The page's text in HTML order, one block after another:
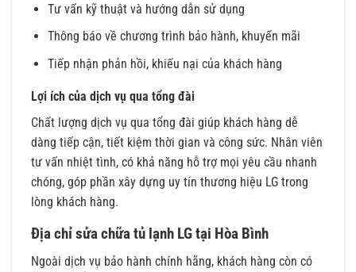
Tư vấn kỹ thuật và hướng dẫn sử dụng
Thông báo về chương trình bảo hành, khuyến mãi
Tiếp nhận phản hồi, khiếu nại của khách hàng
Lợi ích của dịch vụ qua tổng đài
Chất lượng dịch vụ qua tổng đài giúp khách hàng dễ
dàng tiếp cận, tiết kiệm thời gian và công sức. Nhân viên
tư vấn nhiệt tình, có khả năng hỗ trợ mọi yêu cầu nhanh
chóng, góp phần xây dựng uy tín thương hiệu LG trong
lòng khách hàng.
Địa chỉ sửa chữa tủ lạnh LG tại Hòa Bình
Ngoài dịch vụ bảo hành chính hãng, khách hàng còn có